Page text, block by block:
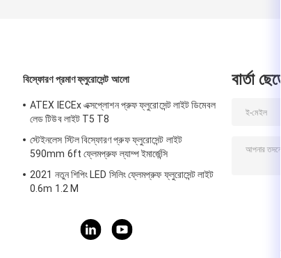
বিস্ফোরণ প্রমাণ ফ্লুরোসেন্ট আলো
ATEX IECEx এক্সপ্লোশন প্রুফ ফ্লুরোসেন্ট লাইট ডিমেবল
লেড টিউব লাইট T5 T8
স্টেইনলেস স্টিল বিস্ফোরণ প্রুফ ফ্লুরোসেন্ট লাইট
590mm 6ft ফ্লেমপ্রুফ ল্যাম্প ইমার্জেন্সি
2021 নতুন শিপিং LED সিলিং ফ্লেমপ্রুফ ফ্লুরোসেন্ট লাইট
0.6m 1.2 M
বার্তা ছেড়ে